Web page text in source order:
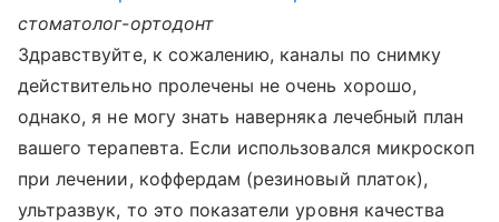
стоматолог-ортодонт
Здравствуйте, к сожалению, каналы по снимку
действительно пролечены не очень хорошо,
однако, я не могу знать наверняка лечебный план
вашего терапевта. Если использовался микроскоп
при лечении, коффердам (резиновый платок),
ультразвук, то это показатели уровня качества